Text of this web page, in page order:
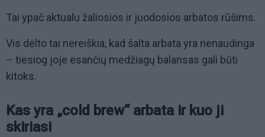
Tai ypač aktualu žaliosios ir juodosios arbatos rūšims.
Vis dėlto tai nereiškia, kad šalta arbata yra nenaudinga
– tiesiog joje esančių medžiagų balansas gali būti
kitoks.
Kas yra „cold brew“ arbata ir kuo ji
skiriasi